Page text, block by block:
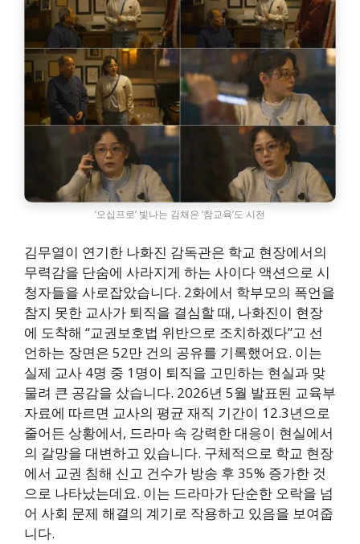
‘오십프로’ 빛나는 김채은 ‘참교육’도 시전
김무열이 연기한 나화진 감독관은 학교 현장에서의
무력감을 단숨에 사라지게 하는 사이다 액션으로 시
청자들을 사로잡았습니다. 2화에서 학부모의 폭언을
참지 못한 교사가 퇴직을 결심할 때, 나화진이 현장
에 도착해 “교권보호법 위반으로 조치하겠다”고 선
언하는 장면은 52만 건의 공유를 기록했어요. 이는
실제 교사 4명 중 1명이 퇴직을 고민하는 현실과 맞
물려 큰 공감을 샀습니다. 2026년 5월 발표된 교육부
자료에 따르면 교사의 평균 재직 기간이 12.3년으로
줄어든 상황에서, 드라마 속 강력한 대응이 현실에서
의 갈망을 대변하고 있습니다. 구체적으로 학교 현장
에서 교권 침해 신고 건수가 방송 후 35% 증가한 것
으로 나타났는데요. 이는 드라마가 단순한 오락을 넘
어 사회 문제 해결의 계기로 작용하고 있음을 보여줍
니다.